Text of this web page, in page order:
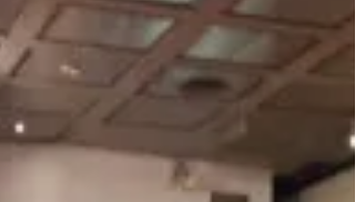
los departamentos de Rivera y Tacuarembó....